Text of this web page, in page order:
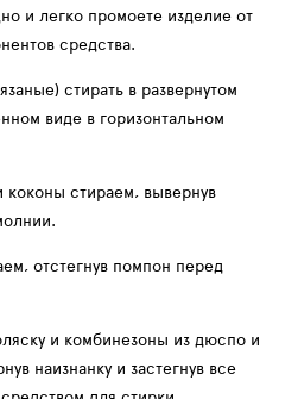
и легко промоете изделие от
средства.
стирать в развернутом
виде в горизонтальном
коконы стираем, вывернув
отстегнув помпон перед
и комбинезоны из дюспо и
наизнанку и застегнув все